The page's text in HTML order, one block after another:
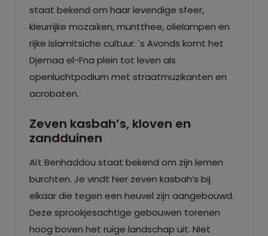
staat bekend om haar levendige sfeer,
kleurrijke mozaïken, muntthee, olielampen en
rijke islamitsiche cultuur. 's Avonds komt het
Djemaa el-Fna plein tot leven als
openluchtpodium met straatmuzikanten en
acrobaten.
Zeven kasbah’s, kloven en
zandduinen
Aït Benhaddou staat bekend om zijn lemen
burchten. Je vindt hier zeven kasbah’s bij
elkaar die tegen een heuvel zijn aangebouwd.
Deze sprookjesachtige gebouwen torenen
hoog boven het ruige landschap uit. Niet